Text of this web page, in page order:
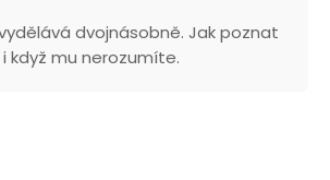
dvojnásobně. Jak poznat
když mu nerozumíte.